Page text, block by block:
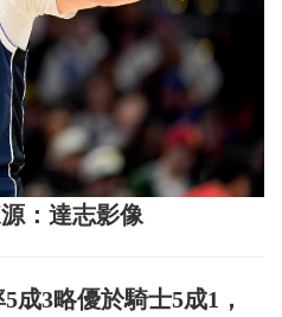
：達志影像
成3略優於騎士5成1，